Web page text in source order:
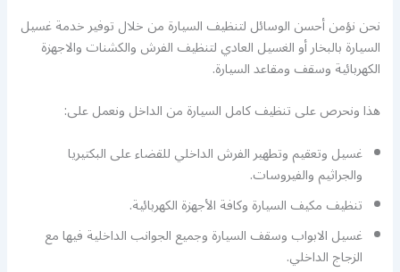
نحن نؤمن أحسن الوسائل لتنظيف السيارة من خلال توفير خدمة غسيل
السيارة بالبخار أو الغسيل العادي لتنظيف الفرش والكشنات والاجهزة
الكهربائية وسقف ومقاعد السيارة.
هذا ونحرص على تنظيف كامل السيارة من الداخل ونعمل على:
غسيل وتعقيم وتطهير الفرش الداخلي للقضاء على البكتيريا
والجراثيم والفيروسات.
تنظيف مكيف السيارة وكافة الأجهزة الكهربائية.
غسيل الابواب وسقف السيارة وجميع الجوانب الداخلية فيها مع
الزجاج الداخلي.